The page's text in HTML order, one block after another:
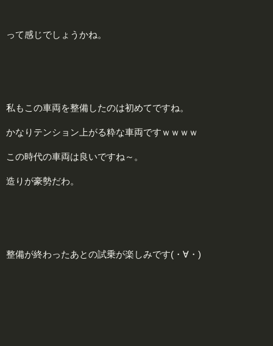
って感じでしょうかね。
私もこの車両を整備したのは初めてですね。
かなりテンション上がる粋な車両ですｗｗｗｗ
この時代の車両は良いですね～。
造りが豪勢だわ。
整備が終わったあとの試乗が楽しみです(・∀・)